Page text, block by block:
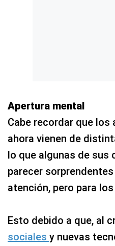
Apertura mental
Cabe recordar que
ahora vienen de
lo que algunas de sus
parecer
atención, pero para
Esto debido a que, al
sociales y nuevas